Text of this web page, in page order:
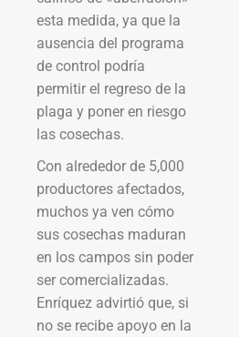
esta medida, ya que la
ausencia del programa
de control podría
permitir el regreso de la
plaga y poner en riesgo
las cosechas.
Con alrededor de 5,000
productores afectados,
muchos ya ven cómo
sus cosechas maduran
en los campos sin poder
ser comercializadas.
Enríquez advirtió que, si
no se recibe apoyo en la